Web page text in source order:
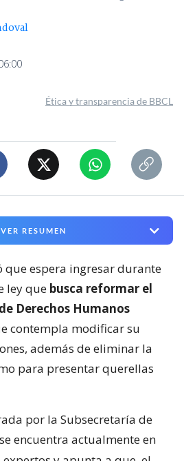
Ética y transparencia de BBCL
VER RESUMEN
que espera ingresar durante
ley que busca reformar el
Derechos Humanos
contempla modificar su
además de eliminar la
para presentar querellas
por la Subsecretaría de
encuentra actualmente en